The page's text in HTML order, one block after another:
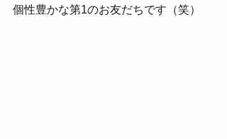
個性豊かな第1のお友だちです（笑）